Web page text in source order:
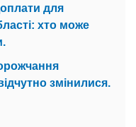
для
хто може
змінилися.